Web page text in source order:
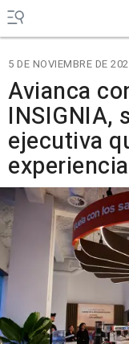
5 DE NOVIEMBRE DE
Avianca
INSIGNIA,
ejecutiva